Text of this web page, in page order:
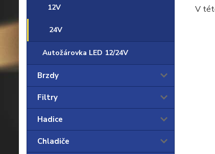
12V
24V
Autožárovka LED 12/24V
Brzdy
Filtry
Hadice
Chladiče
V